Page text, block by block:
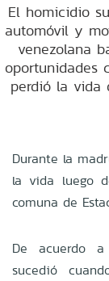
El homicidio
automóvil y
venezolana
oportunidades
perdió la vida
Durante la
la vida luego
comuna de
De acuerdo
sucedió